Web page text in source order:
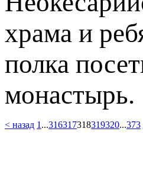
храма и
полка
монастырь.
< назад 1 ...316317318319320...373